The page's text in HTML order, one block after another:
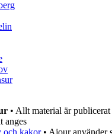
• Allt material är
anges